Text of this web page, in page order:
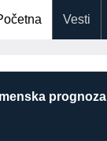
Vesti
prognoza